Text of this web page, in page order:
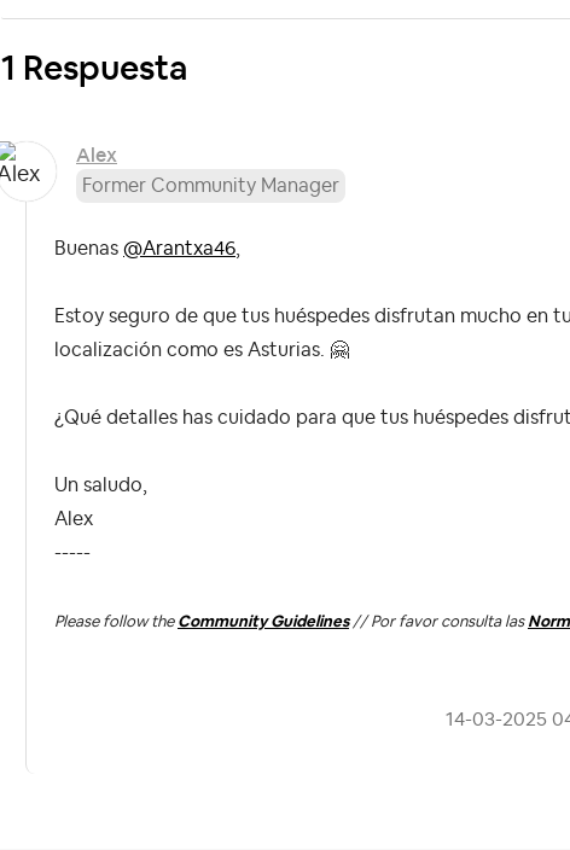
1 Respuesta
Alex
Former Community Manager
Buenas @Arantxa46
Estoy seguro de que tus huéspedes disfrutan mucho en
localización como es Asturias. 🤗
¿Qué detalles has cuidado para que tus huéspedes
Un saludo,
Alex
-----
Please follow the Community Guidelines// Por favor consulta las
‎14-03-2025